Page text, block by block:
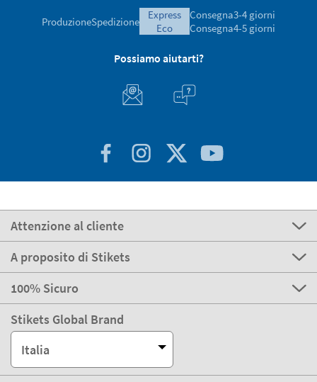
ProduzioneSpedizione
express
eco
Consegna3-4 giorni
Consegna4-5 giorni
Possiamo aiutarti?
Attenzione al cliente
A proposito di Stikets
100% Sicuro
Stikets Global Brand
Italia